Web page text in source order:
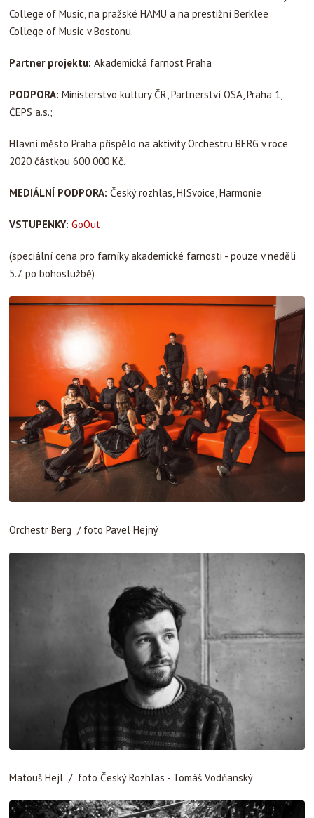
College of Music, na pražské HAMU a na prestižní Berklee
College of Music v Bostonu.
Partner projektu: Akademická farnost Praha
PODPORA: Ministerstvo kultury ČR, Partnerství OSA, Praha 1,
ČEPS a.s.;
Hlavní město Praha přispělo na aktivity Orchestru BERG v roce
2020 částkou 600 000 Kč.
MEDIÁLNÍ PODPORA: Český rozhlas, HISvoice, Harmonie
VSTUPENKY: GoOut
(speciální cena pro farníky akademické farnosti - pouze v neděli
5.7. po bohoslužbě)
Orchestr Berg / foto Pavel Hejný
Matouš Hejl / foto Český Rozhlas - Tomáš Vodňanský